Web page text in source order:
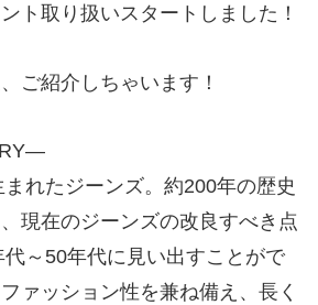
ト取り扱いスタートしました！
ご紹介しちゃいます！
れたジーンズ。約200年の歴史
現在のジーンズの改良すべき点
～50年代に見い出すことがで
ァッション性を兼ね備え、長く